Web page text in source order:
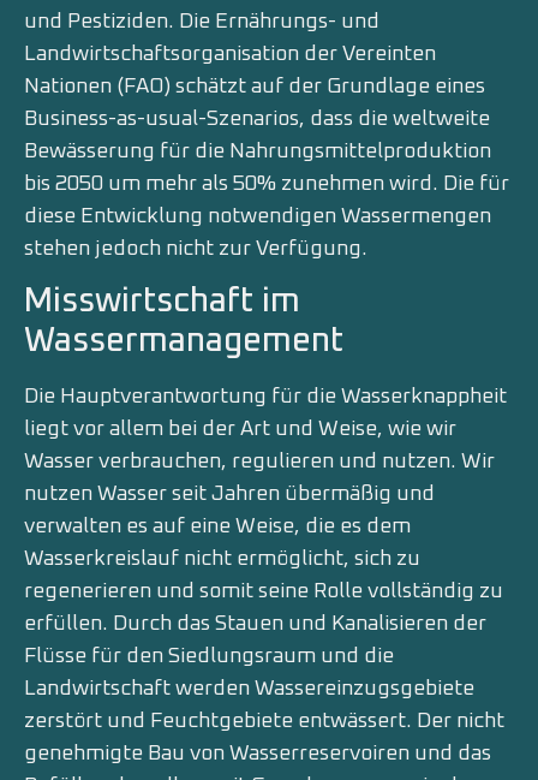
und Pestiziden. Die Ernährungs- und
Landwirtschaftsorganisation der Vereinten
Nationen (FAO) schätzt auf der Grundlage eines
Business-as-usual-Szenarios, dass die weltweite
Bewässerung für die Nahrungsmittelproduktion
bis 2050 um mehr als 50% zunehmen wird. Die für
diese Entwicklung notwendigen Wassermengen
stehen jedoch nicht zur Verfügung.
Misswirtschaft im
Wassermanagement
Die Hauptverantwortung für die Wasserknappheit
liegt vor allem bei der Art und Weise, wie wir
Wasser verbrauchen, regulieren und nutzen. Wir
nutzen Wasser seit Jahren übermäßig und
verwalten es auf eine Weise, die es dem
Wasserkreislauf nicht ermöglicht, sich zu
regenerieren und somit seine Rolle vollständig zu
erfüllen. Durch das Stauen und Kanalisieren der
Flüsse für den Siedlungsraum und die
Landwirtschaft werden Wassereinzugsgebiete
zerstört und Feuchtgebiete entwässert. Der nicht
genehmigte Bau von Wasserreservoiren und das